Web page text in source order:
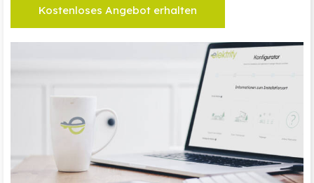
Kostenloses Angebot erhalten